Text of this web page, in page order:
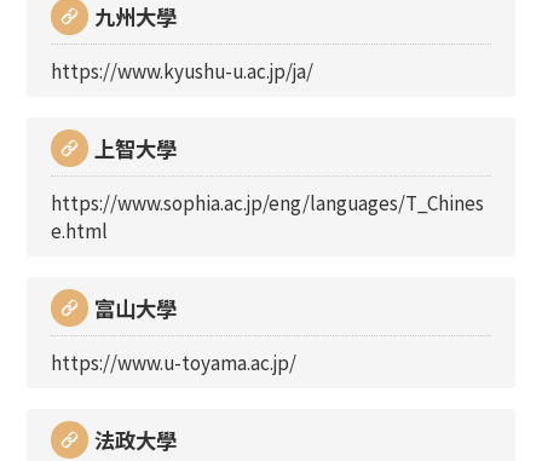
九州大學
https://www.kyushu-u.ac.jp/ja/
上智大學
https://www.sophia.ac.jp/eng/languages/T_Chines
e.html
富山大學
https://www.u-toyama.ac.jp/
法政大學